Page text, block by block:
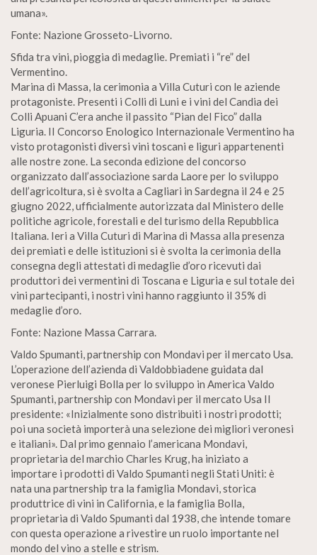
umana».
Fonte: Nazione Grosseto-Livorno.
Sfida tra vini, pioggia di medaglie. Premiati i “re” del
Vermentino.
Marina di Massa, la cerimonia a Villa Cuturi con le aziende
protagoniste. Presenti i Colli di Luni e i vini del Candia dei
Colli Apuani C’era anche il passito “Pian del Fico” dalla
Liguria. II Concorso Enologico Internazionale Vermentino ha
visto protagonisti diversi vini toscani e liguri appartenenti
alle nostre zone. La seconda edizione del concorso
organizzato dall’associazione sarda Laore per lo sviluppo
dell’agricoltura, si è svolta a Cagliari in Sardegna il 24 e 25
giugno 2022, ufficialmente autorizzata dal Ministero delle
politiche agricole, forestali e del turismo della Repubblica
Italiana. Ieri a Villa Cuturi di Marina di Massa alla presenza
dei premiati e delle istituzioni si è svolta la cerimonia della
consegna degli attestati di medaglie d’oro ricevuti dai
produttori dei vermentini di Toscana e Liguria e sul totale dei
vini partecipanti, i nostri vini hanno raggiunto il 35% di
medaglie d’oro.
Fonte: Nazione Massa Carrara.
Valdo Spumanti, partnership con Mondavi per il mercato Usa.
L’operazione dell’azienda di Valdobbiadene guidata dal
veronese Pierluigi Bolla per lo sviluppo in America Valdo
Spumanti, partnership con Mondavi per il mercato Usa II
presidente: «Inizialmente sono distribuiti i nostri prodotti;
poi una società importerà una selezione dei migliori veronesi
e italiani». Dal primo gennaio l’americana Mondavi,
proprietaria del marchio Charles Krug, ha iniziato a
importare i prodotti di Valdo Spumanti negli Stati Uniti: è
nata una partnership tra la famiglia Mondavi, storica
produttrice di vini in California, e la famiglia Bolla,
proprietaria di Valdo Spumanti dal 1938, che intende tomare
con questa operazione a rivestire un ruolo importante nel
mondo del vino a stelle e strism.